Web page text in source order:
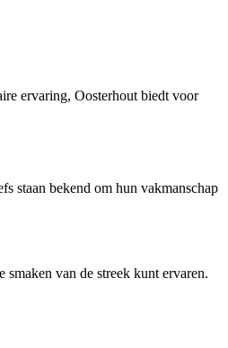
ervaring, Oosterhout biedt voor
staan bekend om hun vakmanschap
van de streek kunt ervaren.